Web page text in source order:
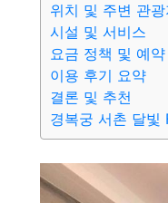
위치 및 주변 관광
시설 및 서비스
요금 정책 및 예
이용 후기 요약
결론 및 추천
경복궁 서촌 달빛